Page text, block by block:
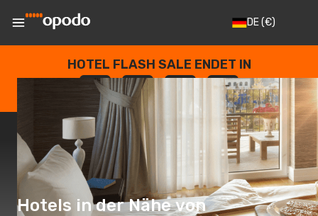
DE(€)
HOTEL FLASH SALE ENDET IN
--
TAGE
: --
STUNDEN
: --
SEKUNDEN
Hotels in der Nähe von